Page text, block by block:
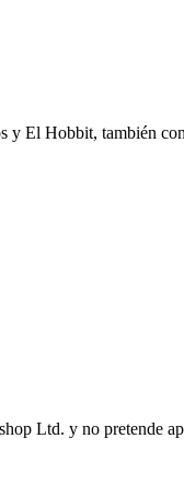
y El Hobbit, también
Ltd. y no pretende